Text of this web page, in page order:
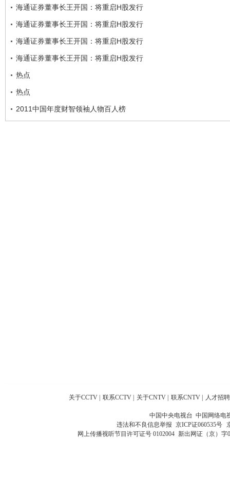
海通证券董事长王开国：将重启H股发行
海通证券董事长王开国：将重启H股发行
海通证券董事长王开国：将重启H股发行
海通证券董事长王开国：将重启H股发行
热点
热点
2011中国年度财智领袖人物百人榜
关于CCTV 联系CCTV 关于CNTV 联系CNTV 人才招聘
中国中央电视台 中国网络电
违法和不良信息举报 京ICP证060535号
网上传播视听节目许可证号 0102004 新出网证（京）